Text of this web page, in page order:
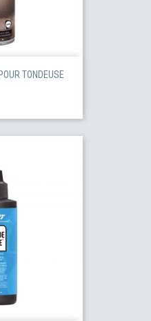
TONDEUSE